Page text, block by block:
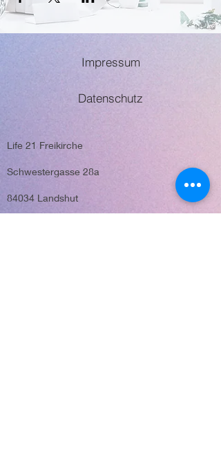
Impressum
Datenschutz
Life 21 Freikirche
Schwestergasse 28a
84034 Landshut